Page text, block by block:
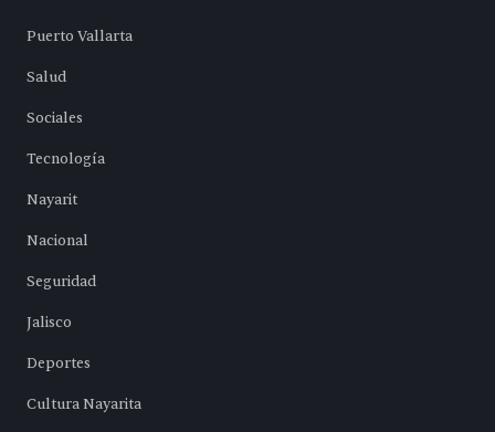
Puerto Vallarta
Salud
Sociales
Tecnología
Nayarit
Nacional
Seguridad
Jalisco
Deportes
Cultura Nayarita